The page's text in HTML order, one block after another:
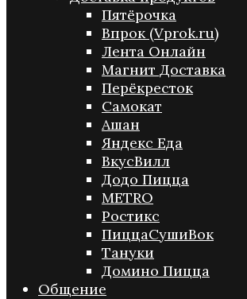
Пятёрочка
Впрок (Vprok.ru)
Лента Онлайн
Магнит Доставка
Перёкресток
Самокат
Ашан
Яндекс Еда
ВкусВилл
Додо Пицца
METRO
Ростикс
ПиццаСушиВок
Тануки
Домино Пицца
Общение